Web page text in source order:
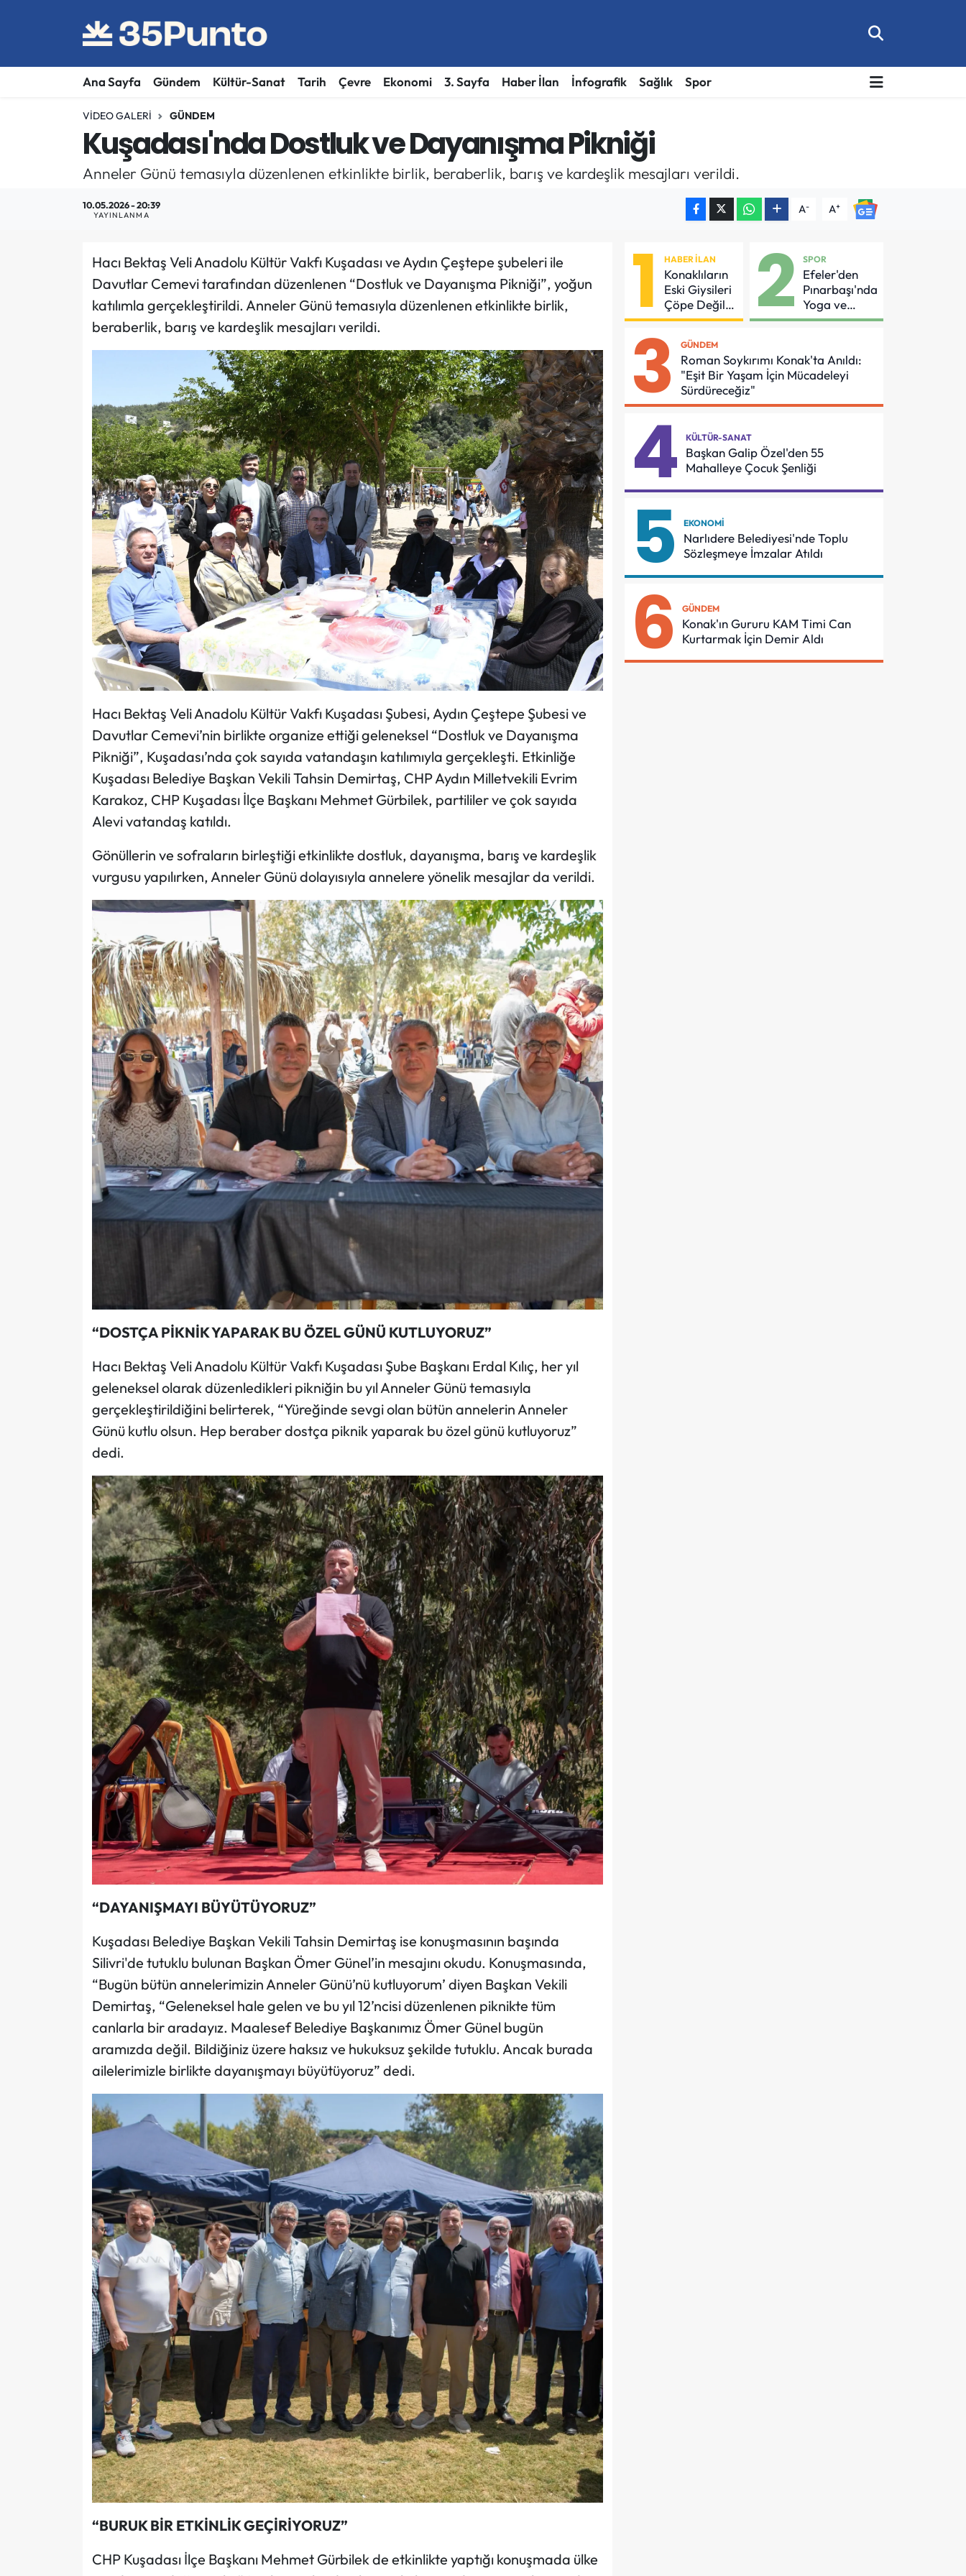
Ana Sayfa Gündem Kültür-Sanat Tarih Çevre Ekonomi 3. Sayfa Haber İlan İnfografik Sağlık Spor
VIDEO GALERI GÜNDEM
Kuşadası'nda Dostluk ve Dayanışma Pikniği
Anneler Günü temasıyla düzenlenen etkinlikte birlik, beraberlik, barış ve kardeşlik mesajları verildi.
10.05.2026 - 20:39
YAYINLANMA A- A+
Hacı Bektaş Veli Anadolu Kültür Vakfı Kuşadası ve Aydın Çeştepe şubeleri ile
Davutlar Cemevi tarafından düzenlenen “Dostluk ve Dayanışma Pikniği”, yoğun
katılımla gerçekleştirildi. Anneler Günü temasıyla düzenlenen etkinlikte birlik,
beraberlik, barış ve kardeşlik mesajları verildi.
Hacı Bektaş Veli Anadolu Kültür Vakfı Kuşadası Şubesi, Aydın Çeştepe Şubesi ve
Davutlar Cemevi’nin birlikte organize ettiği geleneksel “Dostluk ve Dayanışma
Pikniği”, Kuşadası’nda çok sayıda vatandaşın katılımıyla gerçekleşti. Etkinliğe
Kuşadası Belediye Başkan Vekili Tahsin Demirtaş, CHP Aydın Milletvekili Evrim
Karakoz, CHP Kuşadası İlçe Başkanı Mehmet Gürbilek, partililer ve çok sayıda
Alevi vatandaş katıldı.
Gönüllerin ve sofraların birleştiği etkinlikte dostluk, dayanışma, barış ve kardeşlik
vurgusu yapılırken, Anneler Günü dolayısıyla annelere yönelik mesajlar da verildi.
“DOSTÇA PİKNİK YAPARAK BU ÖZEL GÜNÜ KUTLUYORUZ”
Hacı Bektaş Veli Anadolu Kültür Vakfı Kuşadası Şube Başkanı Erdal Kılıç, her yıl
geleneksel olarak düzenledikleri pikniğin bu yıl Anneler Günü temasıyla
gerçekleştirildiğini belirterek, “Yüreğinde sevgi olan bütün annelerin Anneler
Günü kutlu olsun. Hep beraber dostça piknik yaparak bu özel günü kutluyoruz”
dedi.
“DAYANIŞMAYI BÜYÜTÜYORUZ”
Kuşadası Belediye Başkan Vekili Tahsin Demirtaş ise konuşmasının başında
Silivri'de tutuklu bulunan Başkan Ömer Günel’in mesajını okudu. Konuşmasında,
“Bugün bütün annelerimizin Anneler Günü’nü kutluyorum’ diyen Başkan Vekili
Demirtaş, “Geleneksel hale gelen ve bu yıl 12’ncisi düzenlenen piknikte tüm
canlarla bir aradayız. Maalesef Belediye Başkanımız Ömer Günel bugün
aramızda değil. Bildiğiniz üzere haksız ve hukuksuz şekilde tutuklu. Ancak burada
ailelerimizle birlikte dayanışmayı büyütüyoruz” dedi.
“BURUK BİR ETKİNLİK GEÇİRİYORUZ”
CHP Kuşadası İlçe Başkanı Mehmet Gürbilek de etkinlikte yaptığı konuşmada ülke
1 HABER İLAN
Konaklıların
Eski Giysileri
Çöpe Değil
Geri
Gidiyor
2 SPOR
Efeler'den
Pınarbaşı'nda
Yoga ve
Pilates
3 GÜNDEM
Roman Soykırımı Konak'ta Anıldı:
"Eşit Bir Yaşam İçin Mücadeleyi
Sürdüreceğiz"
4 KÜLTÜR-SANAT
Başkan Galip Özel'den 55
Mahalleye Çocuk Şenliği
5 EKONOMI
Narlıdere Belediyesi'nde Toplu
Sözleşmeye İmzalar Atıldı
6 GÜNDEM
Konak'ın Gururu KAM Timi Can
Kurtarmak İçin Demir Aldı